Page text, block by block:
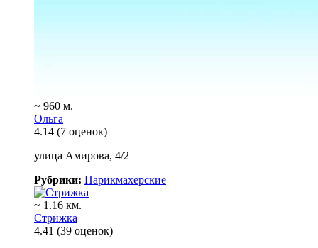
~ 960 м.
Ольга
4.14 (7 оценок)
улица Амирова, 4/2
Рубрики: Парикмахерские
~ 1.16 км.
Стрижка
4.41 (39 оценок)